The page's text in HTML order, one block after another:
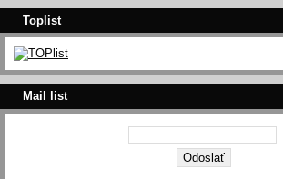
Toplist
Mail list